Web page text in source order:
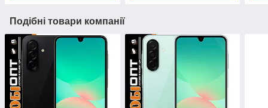
Подібні товари компанії